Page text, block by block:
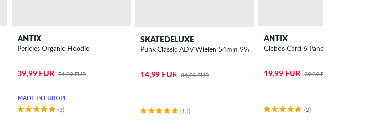
ANTIX
Pericles Organic Hoodie
39,99 EUR 74,99 EUR
MADE IN EUROPE
(3)
SKATEDELUXE
Punk Classic ADV Wielen 54mm 99A 4 Pack
14,99 EUR 34,99 EUR
(11)
ANTIX
Globos Cord 6 Panel Pet
19,99 EUR 29,99 EUR
(2)